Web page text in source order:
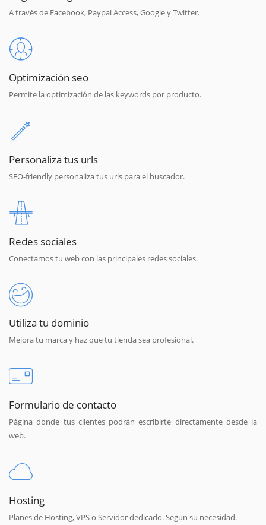
A través de Facebook, Paypal Access, Google y Twitter.
Optimización seo
Permite la optimización de las keywords por producto.
Personaliza tus urls
SEO-friendly personaliza tus urls para el buscador.
Redes sociales
Conectamos tu web con las principales redes sociales.
Utiliza tu dominio
Mejora tu marca y haz que tu tienda sea profesional.
Formulario de contacto
Página donde tus clientes podrán escribirte directamente desde la
web.
Hosting
Planes de Hosting, VPS o Servidor dedicado. Segun su necesidad.